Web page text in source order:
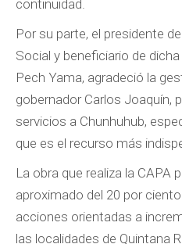
continuidad.
Por su parte, el presidente
Social y beneficiario de
Pech Yama, agradeció la
gobernador Carlos Joaquín,
servicios a Chunhuhub,
que es el recurso más
La obra que realiza la CAPA
aproximado del 20 por
acciones orientadas a
las localidades de Quintana